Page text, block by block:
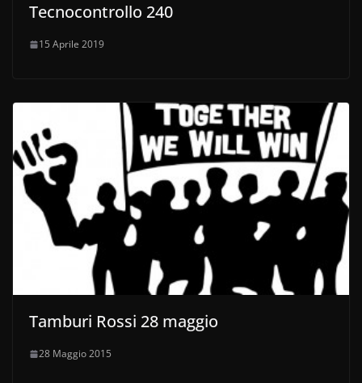
Tecnocontrollo 240
15 Aprile 2019
Tamburi Rossi 28 maggio
28 Maggio 2015